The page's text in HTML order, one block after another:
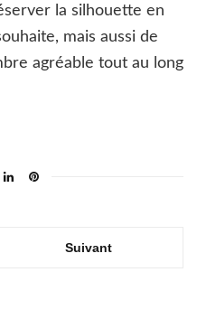
la silhouette en
mais aussi de
agréable tout au long
Suivant